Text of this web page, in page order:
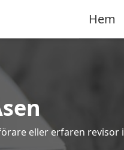
Hem
eller erfaren revisor